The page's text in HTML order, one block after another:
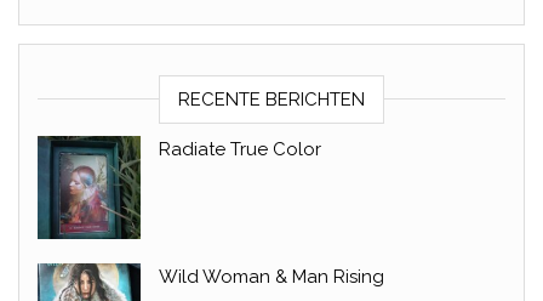
RECENTE BERICHTEN
Radiate True Color
Wild Woman & Man Rising